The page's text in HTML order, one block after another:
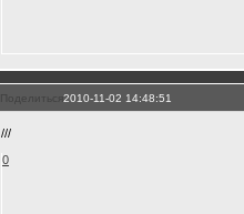
Поделиться2010-11-02 14:48:51
///
0